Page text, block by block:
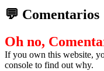
💬 Comentarios
Oh no,
If you own this website,
console to find out why.